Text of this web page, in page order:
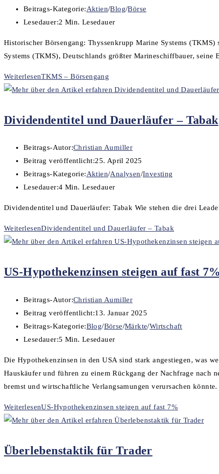
Beitrags-Kategorie:Aktien/Blog/Börse
Lesedauer:2 Min. Lesedauer
Historischer Börsengang: Thyssenkrupp Marine Systems
Systems (TKMS), Deutschlands größter Marineschiffbauer,
WeiterlesenTKMS – Börsengang
Dividendentitel und Dauerläufer – Tabak
Beitrags-Autor:Christian Aumiller
Beitrag veröffentlicht:25. April 2025
Beitrags-Kategorie:Aktien/Analysen/Investing
Lesedauer:4 Min. Lesedauer
Dividendentitel und Dauerläufer: Tabak Wie stehen die drei
WeiterlesenDividendentitel und Dauerläufer – Tabak
US-Hypothekenzinsen steigen auf fast
Beitrags-Autor:Christian Aumiller
Beitrag veröffentlicht:13. Januar 2025
Beitrags-Kategorie:Blog/Börse/Märkte/Wirtschaft
Lesedauer:5 Min. Lesedauer
Die Hypothekenzinsen in den USA sind stark angestiegen, was
Hauskäufer und führen zu einem Rückgang der Nachfrage nach
bremst und wirtschaftliche Verlangsamungen verursachen könnte.
WeiterlesenUS-Hypothekenzinsen steigen auf fast 7%
Überlebenstaktik für Trader